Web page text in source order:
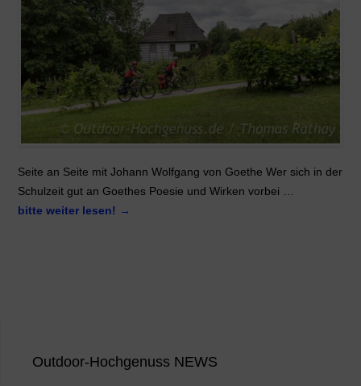
Seite an Seite mit Johann Wolfgang von Goethe Wer sich in der
Schulzeit gut an Goethes Poesie und Wirken vorbei …
bitte weiter lesen! →
Outdoor-Hochgenuss NEWS